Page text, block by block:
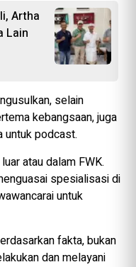
Artha
Lain
selain
kebangsaan, juga
untuk podcast.
atau dalam FWK.
spesialisasi di
untuk
fakta, bukan
dan melayani